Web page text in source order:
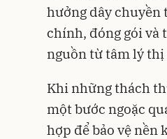
hưởng dây chuyền
chính, đóng gói và
nguồn từ tâm lý thị
Khi những thách
một bước ngoặc
hợp để bảo vệ